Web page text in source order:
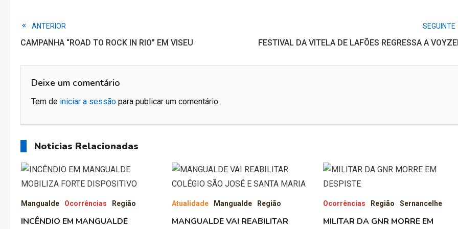
Read
articles
ANTERIOR
CAMPANHA “ROAD TO ROCK IN RIO” EM VISEU
SEGUINTE
FESTIVAL DA VITELA DE LAFÕES REGRESSA A
Deixe um comentário
Tem de iniciar a sessão para publicar um comentário.
Noticias Relacionadas
Mangualde Ocorrências Região
INCÊNDIO EM MANGUALDE
Atualidade Mangualde Região
MANGUALDE VAI REABILITAR
Ocorrências Região Sernancelhe
MILITAR DA GNR MORRE EM